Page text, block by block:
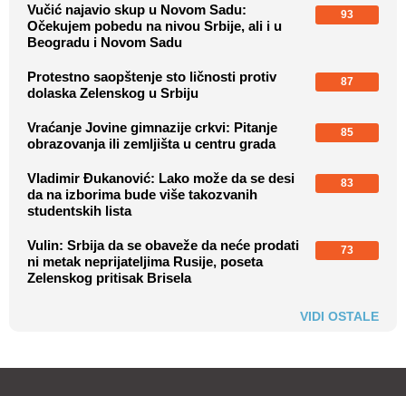
Vučić najavio skup u Novom Sadu:
Očekujem pobedu na nivou Srbije, ali i u
Beogradu i Novom Sadu
93
Protestno saopštenje sto ličnosti protiv
dolaska Zelenskog u Srbiju
87
Vraćanje Jovine gimnazije crkvi: Pitanje
obrazovanja ili zemljišta u centru grada
85
Vladimir Đukanović: Lako može da se desi
da na izborima bude više takozvanih
studentskih lista
83
Vulin: Srbija da se obaveže da neće prodati
ni metak neprijateljima Rusije, poseta
Zelenskog pritisak Brisela
73
VIDI OSTALE